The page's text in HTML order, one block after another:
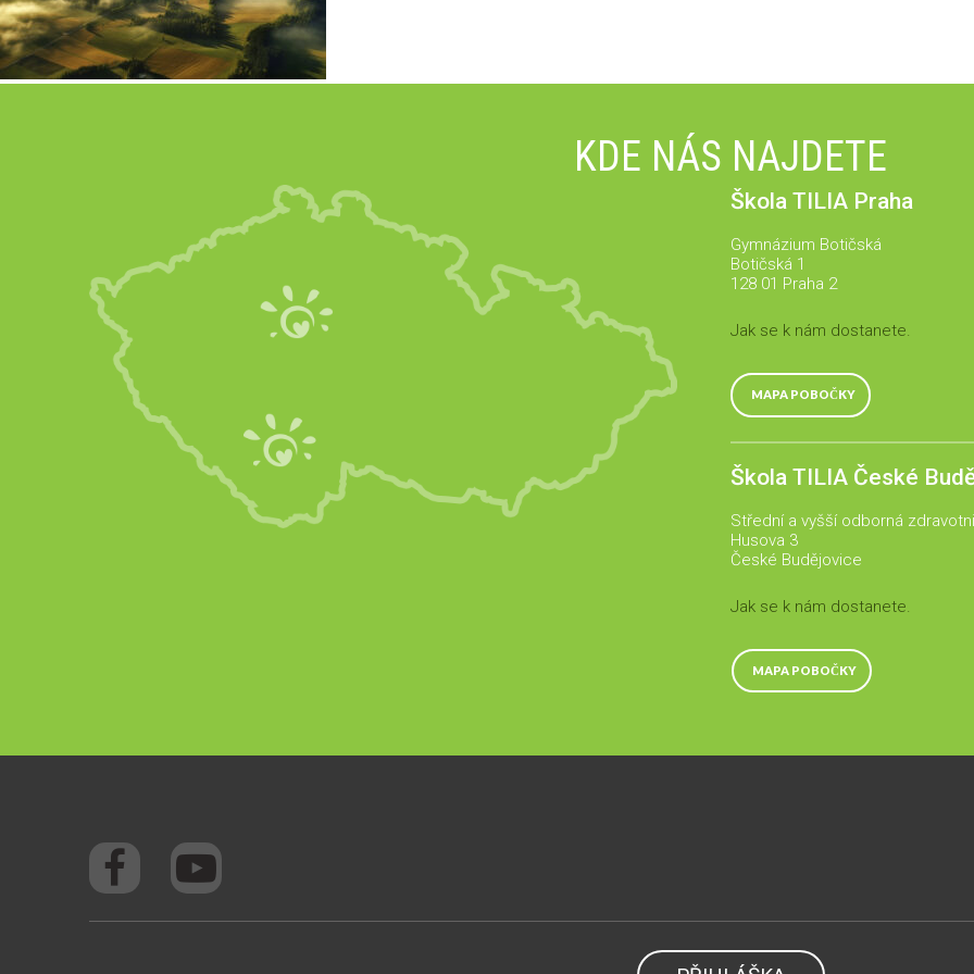
KDE NÁS NAJDETE
Škola TILIA Praha
Gymnázium Botičská
Botičská 1
128 01 Praha 2
Jak se k nám dostanete.
MAPA POBOČKY
Škola TILIA České
Střední a vyšší odborná
Husova 3
České Budějovice
Jak se k nám dostanete.
MAPA POBOČKY